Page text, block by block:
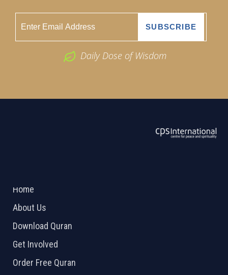
Daily Dose of Wisdom
Home
About Us
Download Quran
Get Involved
Order Free Quran